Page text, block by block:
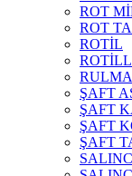
ROT
ROT
ROTİL
ŞAFT
ŞAFT
ŞAFT
ŞAFT